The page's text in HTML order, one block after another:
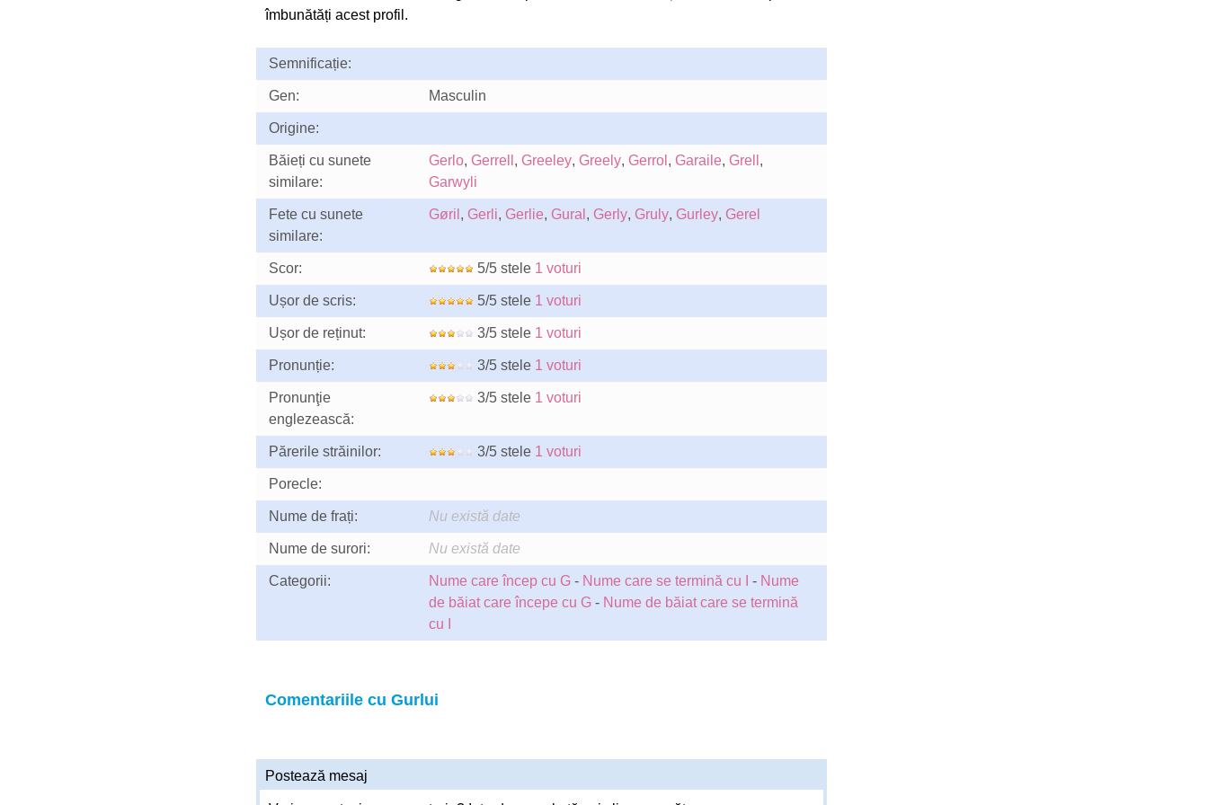
îmbunătăți acest profil.
Semnificație:
Gen: Masculin
Origine:
Băieți cu sunete
similare:
Gerlo, Gerrell , Greeley, Greely, Gerrol , Garaile, Grell ,
Garwyli
Fete cu sunete
similare:
Gøril , Gerli, Gerlie, Gural , Gerly, Gruly, Gurley, Gerel
Scor: 5/5 stele 1 voturi
Ușor de scris: 5/5 stele 1 voturi
Ușor de reținut: 3/5 stele 1 voturi
Pronunție: 3/5 stele 1 voturi
Pronunţie
englezească:
3/5 stele 1 voturi
Părerile străinilor: 3/5 stele 1 voturi
Porecle:
Nume de frați: Nu există date
Nume de surori: Nu există date
Categorii: Nume care încep cu G- Nume care se termină cu I - Nume
de băiat care începe cu G- Nume de băiat care se termină
cu I
Comentariile cu Gurlui
Postează mesaj